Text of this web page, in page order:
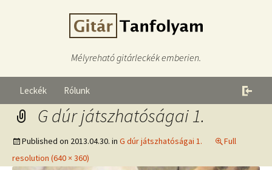
Mélyreható gitárleckék emberien.
Leckék Rólunk
G dúr játszhatóságai 1.
Published on 2013.04.30. in G dúr játszhatóságai 1.
Full
resolution (640 × 360)